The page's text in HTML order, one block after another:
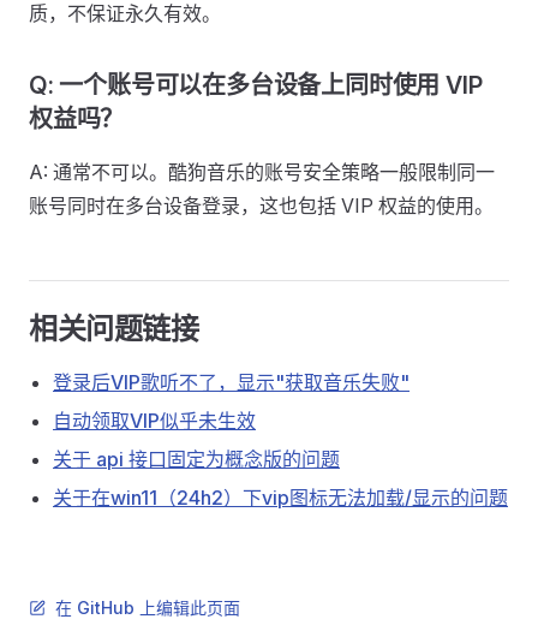
质，不保证永久有效。
Q: 一个账号可以在多台设备上同时使用 VIP
权益吗？
A: 通常不可以。酷狗音乐的账号安全策略一般限制同一
账号同时在多台设备登录，这也包括 VIP 权益的使用。
相关问题链接
登录后VIP歌听不了，显示"获取音乐失败"
自动领取VIP似乎未生效
关于 api 接口固定为概念版的问题
关于在win11（24h2）下vip图标无法加载/显示的问题
在 GitHub 上编辑此页面